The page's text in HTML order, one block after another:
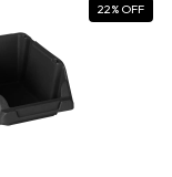
22% OFF